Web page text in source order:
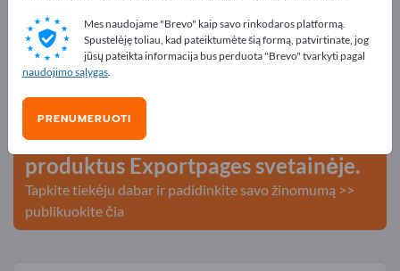
Reklamuokitės nemokamai
Exportpages!
Poreikiai – Pasiūlymai – Naudotos prekės – Verslo
kontaktai >> pradėkite čia
Publikuokite savo įmonę ir
produktus Exportpages svetainėje.
Tapkite tiekėju dabar ir padidinkite savo žinomumą >>
publikuokite čia
Mes naudojame "Brevo" kaip savo rinkodaros platformą.
Spustelėję toliau, kad pateiktumėte šią formą, patvirtinate, jog
jūsų pateikta informacija bus perduota "Brevo" tvarkyti pagal
naudojimo sąlygas.
PRENUMERUOTI